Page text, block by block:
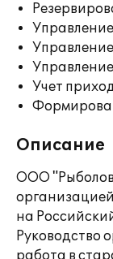
Учет
Описание
ООО "Рыболов
на
Руководство
работа в